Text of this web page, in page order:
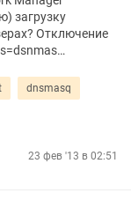
загрузку
Отключение
dnsmasq
23 фев '13 в 02:51